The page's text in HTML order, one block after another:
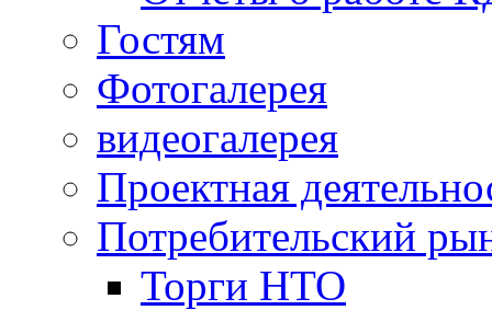
Гостям
Фотогалерея
видеогалерея
Проектная
Потребительский
Торги НТО